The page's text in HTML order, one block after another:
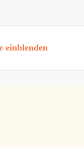
einblenden